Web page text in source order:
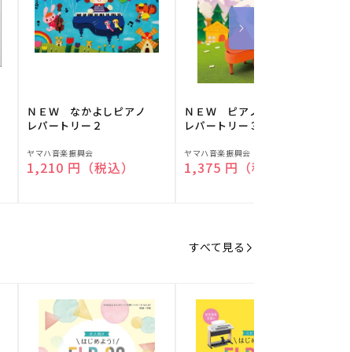
ＮＥＷ なかよしピアノ
レパートリー２
販
売
ヤマハ音楽振興会
通常価格
1,210 円（税込）
ＮＥＷ ピアノスタディ
レパートリー３
販
売
ヤマハ音楽振興会
通常価格
1,375 円（税込）
すべて見る